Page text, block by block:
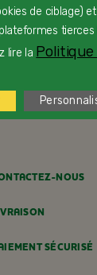
NOUS
SÉCURISÉ
de ciblage)
lire la Politique